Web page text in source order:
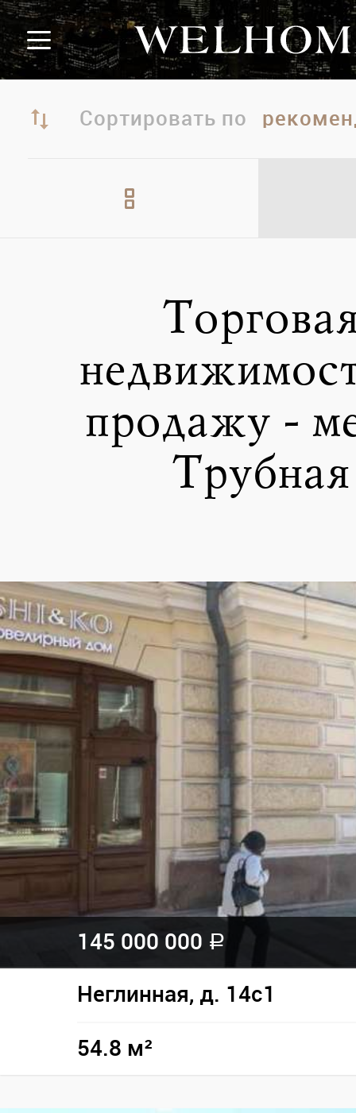
Сортировать по
продажу -
Трубная
145 000 000 a
Неглинная, д. 14с1
54.8 м²